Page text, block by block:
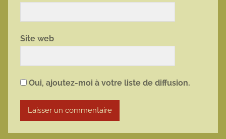
Site web
Oui, ajoutez-moi à votre liste de diffusion.